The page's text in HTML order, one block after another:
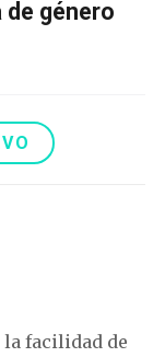
género
la facilidad de